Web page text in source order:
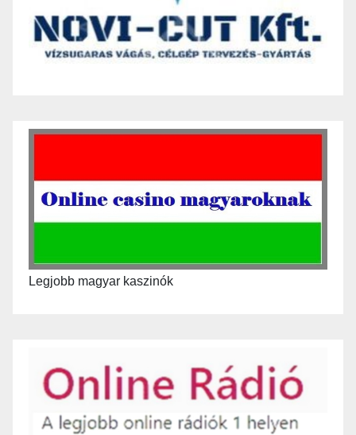
Legjobb magyar kaszinók